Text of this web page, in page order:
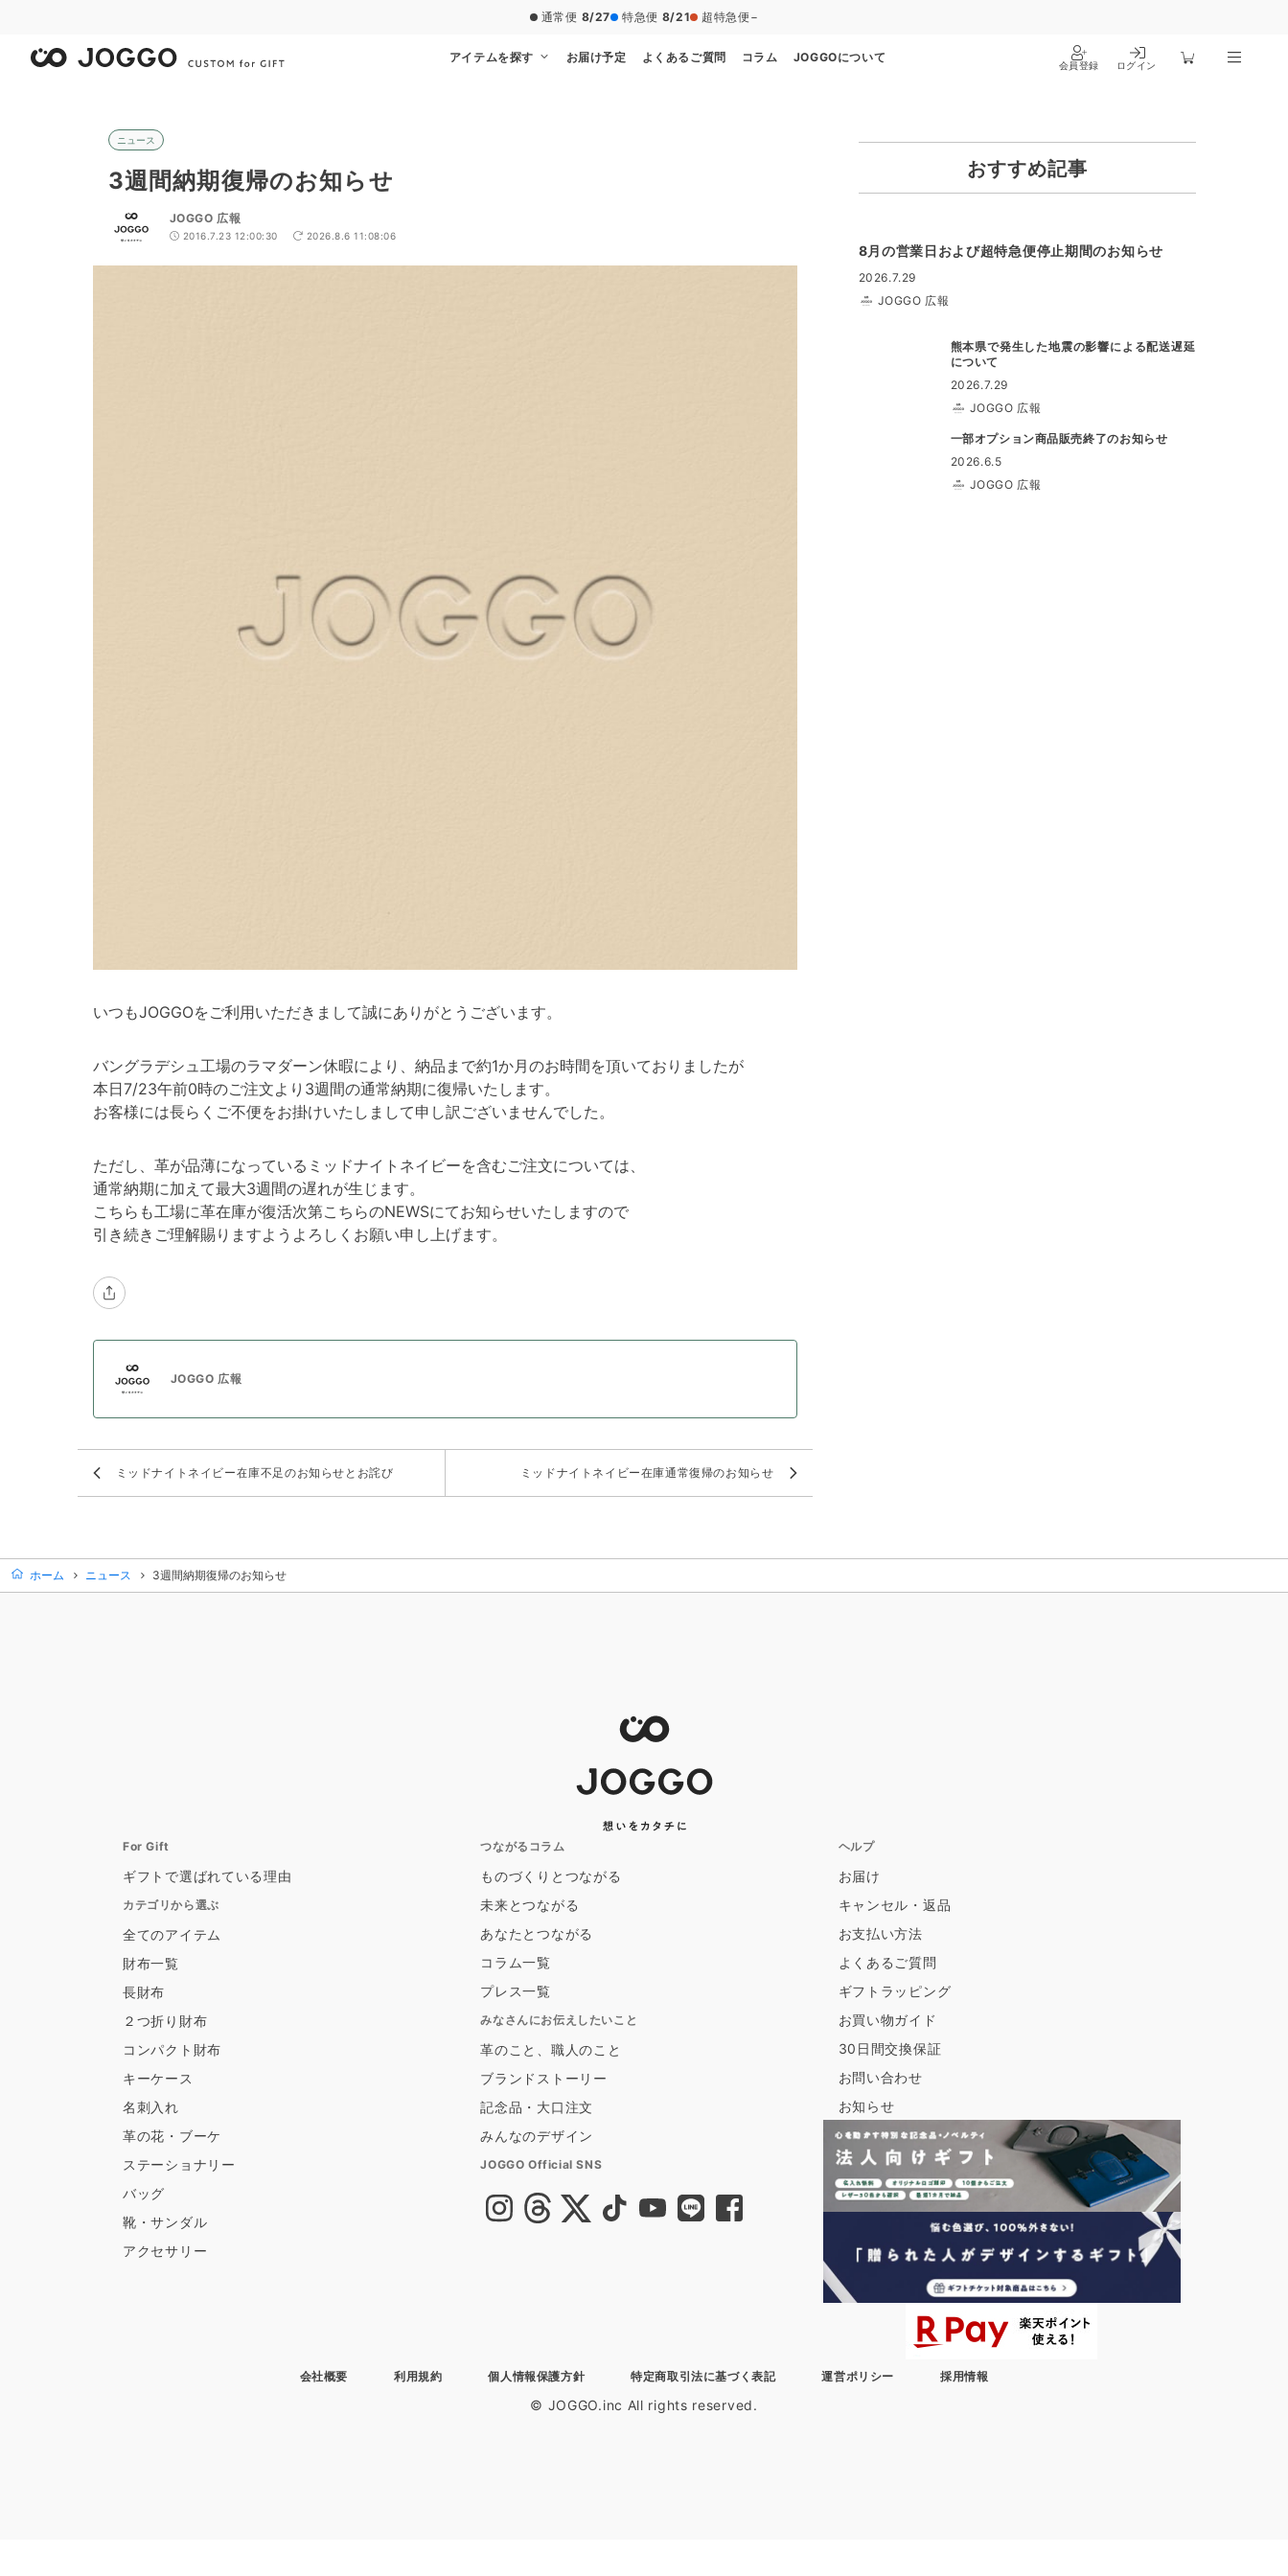
通常便 8/27 特急便 8/21 超特急便 −
アイテムを探す お届け予定 よくあるご質問 コラム JOGGOについて
会員登録 ログイン
ニュース
3週間納期復帰のお知らせ
JOGGO 広報
2016.7.23 12:00:30 2026.8.6 11:08:06
いつもJOGGOをご利用いただきまして誠にありがとうございます。
バングラデシュ工場のラマダーン休暇により、納品まで約1か月のお時間を頂いておりましたが
本日7/23午前0時のご注文より3週間の通常納期に復帰いたします。
お客様には長らくご不便をお掛けいたしまして申し訳ございませんでした。
ただし、革が品薄になっているミッドナイトネイビーを含むご注文については、
通常納期に加えて最大3週間の遅れが生じます。
こちらも工場に革在庫が復活次第こちらのNEWSにてお知らせいたしますので
引き続きご理解賜りますようよろしくお願い申し上げます。
JOGGO 広報
ミッドナイトネイビー在庫不足のお知らせとお詫び ミッドナイトネイビー在庫通常復帰のお知らせ
おすすめ記事
8月の営業日および超特急便停止期間のお知らせ
2026.7.29
JOGGO 広報
熊本県で発生した地震の影響による配送遅延
について
2026.7.29
JOGGO 広報
一部オプション商品販売終了のお知らせ
2026.6.5
JOGGO 広報
ホーム ニュース 3週間納期復帰のお知らせ
For Gift
ギフトで選ばれている理由
カテゴリから選ぶ
全てのアイテム
財布一覧
長財布
２つ折り財布
コンパクト財布
キーケース
名刺入れ
革の花・ブーケ
ステーショナリー
バッグ
靴・サンダル
アクセサリー
つながるコラム
ものづくりとつながる
未来とつながる
あなたとつながる
コラム一覧
プレス一覧
みなさんにお伝えしたいこと
革のこと、職人のこと
ブランドストーリー
記念品・大口注文
みんなのデザイン
JOGGO Official SNS
ヘルプ
お届け
キャンセル・返品
お支払い方法
よくあるご質問
ギフトラッピング
お買い物ガイド
30日間交換保証
お問い合わせ
お知らせ
会社概要 利用規約 個人情報保護方針 特定商取引法に基づく表記 運営ポリシー 採用情報
© JOGGO.inc All rights reserved.